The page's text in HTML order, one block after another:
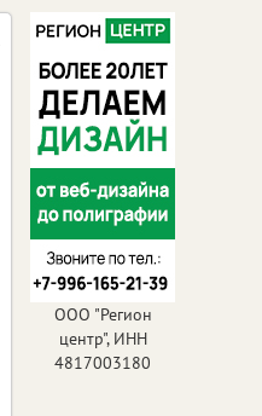
ООО "Регион
центр", ИНН
4817003180